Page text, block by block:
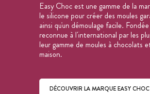
Pour en savoir plus
silicone.
Easy Choc est une gamme de la
le silicone pour créer des moules
ainsi qu'un démoulage facile.
reconnue à l'international par les
leur gamme de moules à chocolats
maison.
DÉCOUVRIR LA MARQUE EASY CHOC